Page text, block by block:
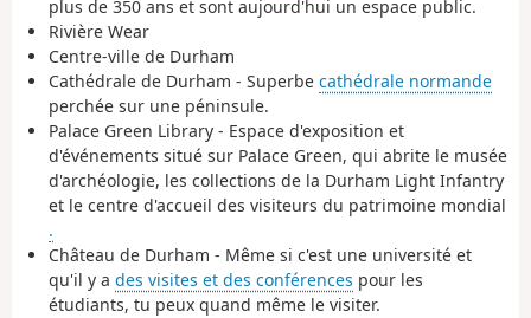
plus de 350 ans et sont aujourd'hui un espace public.
Rivière Wear
Centre-ville de Durham
Cathédrale de Durham - Superbe cathédrale normande
perchée sur une péninsule.
Palace Green Library - Espace d'exposition et
d'événements situé sur Palace Green, qui abrite le musée
d'archéologie, les collections de la Durham Light Infantry
et le centre d'accueil des visiteurs du patrimoine mondial
.
Château de Durham - Même si c'est une université et
qu'il y a des visites et des conférences pour les
étudiants, tu peux quand même le visiter.